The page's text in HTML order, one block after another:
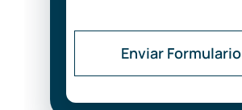
Enviar Formulario